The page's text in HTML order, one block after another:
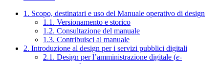
1. Scopo, destinatari e uso del Manuale operativo di design
1.1. Versionamento e storico
1.2. Consultazione del manuale
1.3. Contribuisci al manuale
2. Introduzione al design per i servizi pubblici digitali
2.1. Design per l’amministrazione digitale (e-